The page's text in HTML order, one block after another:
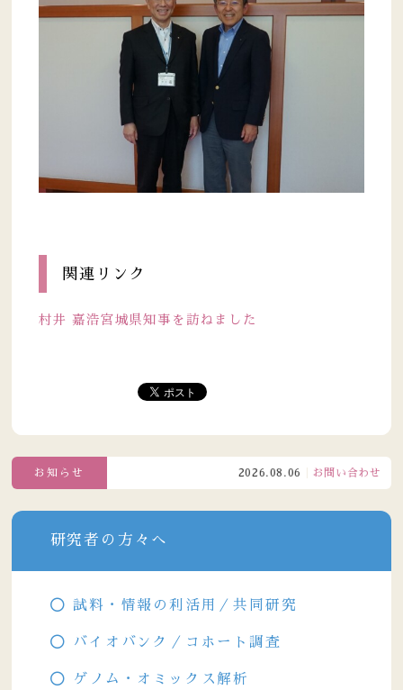
関連リンク
村井 嘉浩宮城県知事を訪ねました
お知らせ 2026.08.06 お問い合わせ窓
研究者の方々へ
試料・情報の利活用／共同研究
バイオバンク／コホート調査
ゲノム・オミックス解析